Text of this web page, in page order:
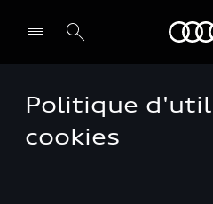
Politique
cookies